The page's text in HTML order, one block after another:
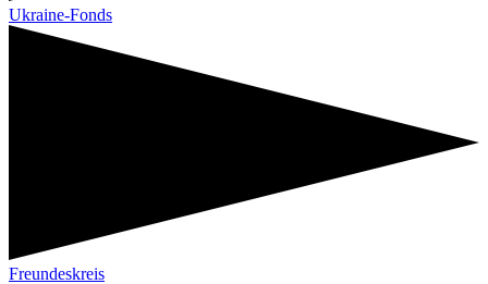
Ukraine-Fonds
Freundeskreis